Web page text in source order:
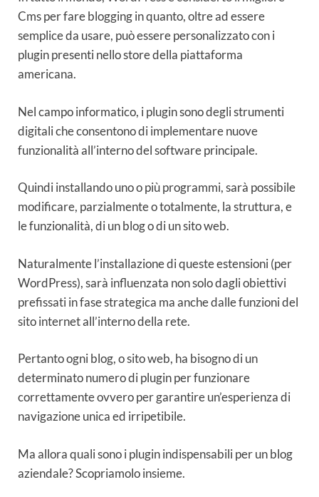
Cms per fare blogging in quanto, oltre ad essere
semplice da usare, può essere personalizzato con i
plugin presenti nello store della piattaforma
americana.
Nel campo informatico, i plugin sono degli strumenti
digitali che consentono di implementare nuove
funzionalità all’interno del software principale.
Quindi installando uno o più programmi, sarà possibile
modificare, parzialmente o totalmente, la struttura, e
le funzionalità, di un blog o di un sito web.
Naturalmente l’installazione di queste estensioni (per
WordPress), sarà influenzata non solo dagli obiettivi
prefissati in fase strategica ma anche dalle funzioni del
sito internet all’interno della rete.
Pertanto ogni blog, o sito web, ha bisogno di un
determinato numero di plugin per funzionare
correttamente ovvero per garantire un’esperienza di
navigazione unica ed irripetibile.
Ma allora quali sono i plugin indispensabili per un blog
aziendale? Scopriamolo insieme.